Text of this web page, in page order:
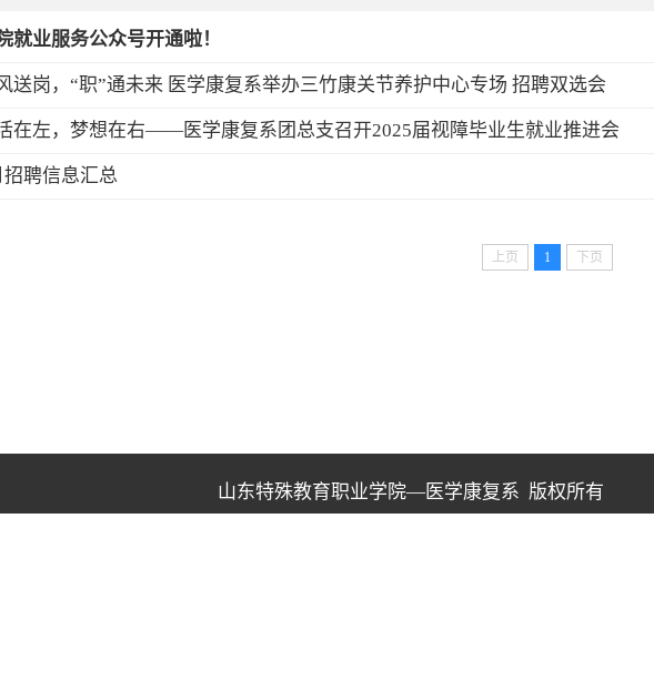
就业服务公众号开通啦！
送岗，“职”通未来 医学康复系举办三竹康关节养护中心专场 招聘双选会
在左，梦想在右——医学康复系团总支召开2025届视障毕业生就业推进会
招聘信息汇总
上页 1 下页
山东特殊教育职业学院—医学康复系 版权所有